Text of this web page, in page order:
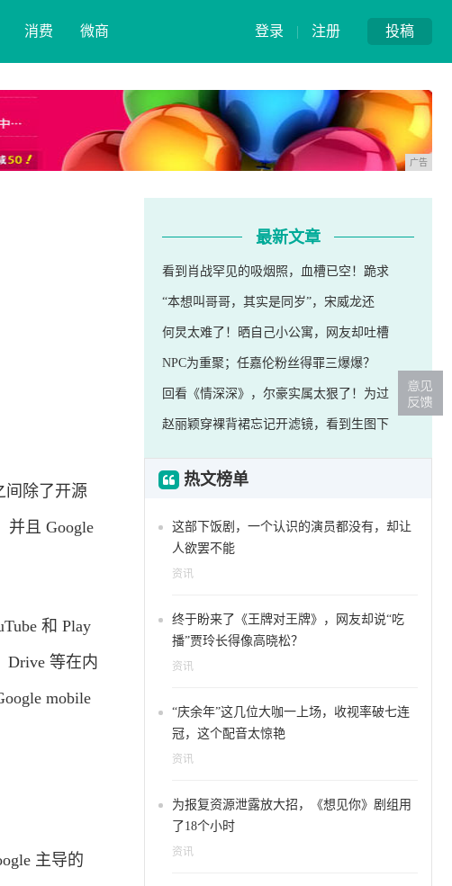
投稿
登录 | 注册
消费 微商
广告
间除了开源
并且 Google
和 Play
Drive 等在内
mobile
主导的
最新文章
看到肖战罕见的吸烟照，血槽已空！跪求
“本想叫哥哥，其实是同岁”，宋威龙还
何炅太难了！晒自己小公寓，网友却吐槽
NPC为重聚；任嘉伦粉丝得罪三爆爆？
回看《情深深》，尔豪实属太狠了！为过
赵丽颖穿裸背裙忘记开滤镜，看到生图下
热文榜单
这部下饭剧，一个认识的演员都没有，却让
人欲罢不能
资讯
终于盼来了《王牌对王牌》，网友却说“吃
播”贾玲长得像高晓松？
资讯
“庆余年”这几位大咖一上场，收视率破七连
冠，这个配音太惊艳
资讯
为报复资源泄露放大招，《想见你》剧组用
了18个小时
资讯